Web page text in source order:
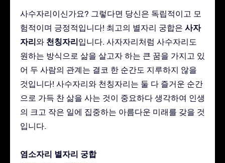
사수자리이신가요? 그렇다면 당신은 독립적이고 모
험적이며 긍정적입니다! 최고의 별자리 궁합은 사자
자리와 천칭자리입니다. 사자자리처럼 사수자리도
원하는 방식으로 삶을 살고자 하는 큰 꿈을 가지고 있
어 두 사람의 관계는 결코 한 순간도 지루하지 않을
것입니다! 사수자리와 천칭자리는 둘 다 즐거운 순간
으로 가득 찬 삶을 사는 것이 중요하다 생각하여 인생
의 크고 작은 일에 집중하는 아름다운 미래를 갖을 것
입니다.
염소자리 별자리 궁합